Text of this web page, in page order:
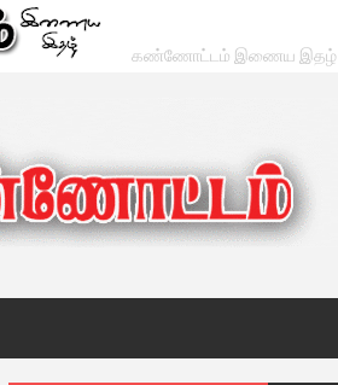
கண்ணோட்டம் இணைய இதழ்